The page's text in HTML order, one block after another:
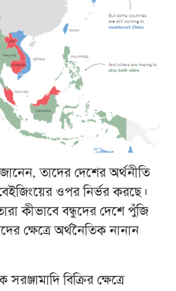
তাদের দেশের অর্থনীতি
ওপর নির্ভর করছে।
কীভাবে বন্ধুদের দেশে পুঁজি
ক্ষেত্রে অর্থনৈতিক নানান
বিক্রির ক্ষেত্রে